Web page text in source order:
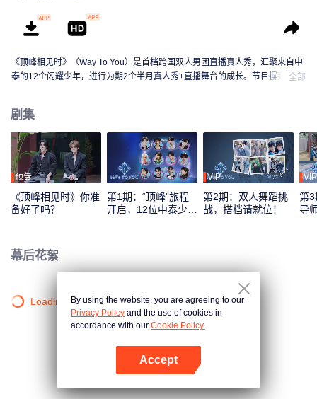
《顶峰相见时》（Way To You）是首档跨国双人男团直播真人秀，汇聚来自中
泰的12个闪耀少年，进行为期2个半月真人秀+直播舞台的成长。节目摒弃传统
将在全球舞台上闪耀出道。
全部
剧集
预告
《顶峰相见时》你准
备好了吗？
第1期：“顶峰”旅程
开启，12位中泰少年
VIP
第2期：双人舞蹈挑
战，搭档请就位！
VIP
第3
导
幕后花絮
Loading…By using the website, you are agreeing to our
Privacy Policy and the use of cookies in
accordance with our Cookie Policy.
Accept